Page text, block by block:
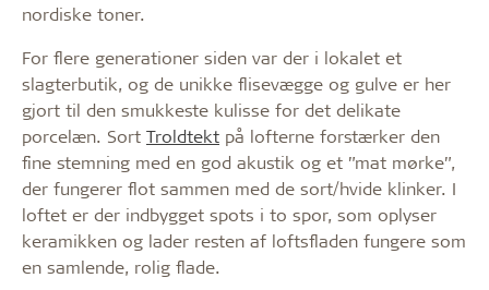
nordiske toner.
For flere generationer siden var der i lokalet et
slagterbutik, og de unikke flisevægge og gulve er her
gjort til den smukkeste kulisse for det delikate
porcelæn. Sort Troldtekt på lofterne forstærker den
fine stemning med en god akustik og et ”mat mørke”,
der fungerer flot sammen med de sort/hvide klinker. I
loftet er der indbygget spots i to spor, som oplyser
keramikken og lader resten af loftsfladen fungere som
en samlende, rolig flade.